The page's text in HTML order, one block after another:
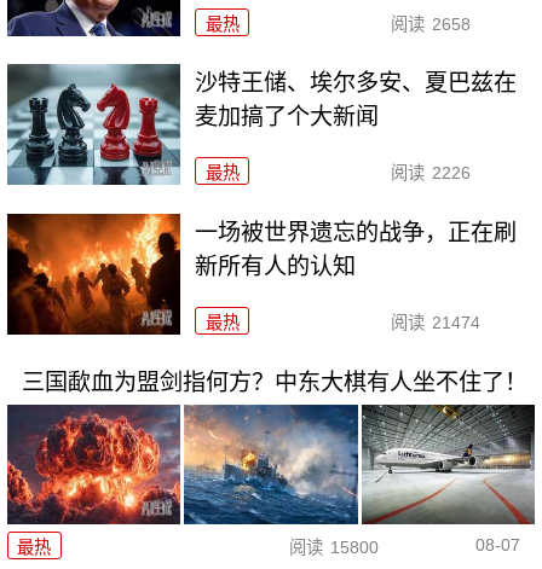
最热 阅读 2658
沙特王储、埃尔多安、夏巴兹在
麦加搞了个大新闻
最热 阅读 2226
一场被世界遗忘的战争，正在刷
新所有人的认知
最热 阅读 21474
三国歃血为盟剑指何方？中东大棋有人坐不住了！
最热 阅读 15800 08-07